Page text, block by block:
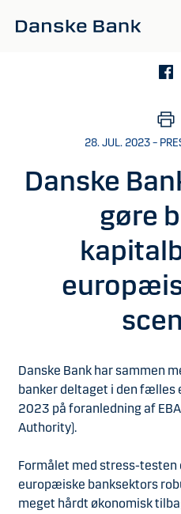
28. JUL. 2023 –
Danske
gøre
Danske Bank har sammen
banker deltaget i den
2023 på foranledning af
Authority).
Formålet med stress-testen
europæiske banksektors
meget hårdt økonomisk